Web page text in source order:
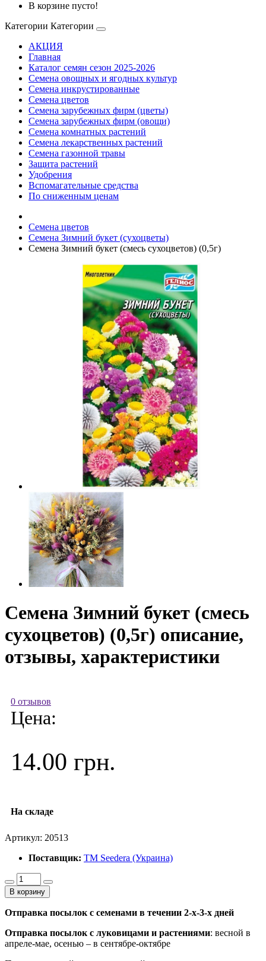
В корзине пусто!
Категории Категории
АКЦИЯ
Главная
Каталог семян сезон 2025-2026
Семена овощных и ягодных культур
Семена инкрустированные
Семена цветов
Семена зарубежных фирм (цветы)
Семена зарубежных фирм (овощи)
Семена комнатных растений
Семена лекарственных растений
Семена газонной травы
Защита растений
Удобрения
Вспомагательные средства
По сниженным ценам
Семена цветов
Семена Зимний букет (сухоцветы)
Семена Зимний букет (смесь сухоцветов) (0,5г)
Семена Зимний букет (смесь
сухоцветов) (0,5г) описание,
отзывы, характеристики
0 отзывов
Цена:
14.00 грн.
На складе
Артикул: 20513
Поставщик: ТМ Seedera (Украина)
В корзину
Отправка посылок с семенами в течении 2-х-3-х дней
Отправка посылок с луковицами и растениями: весной в
апреле-мае, осенью – в сентябре-октябре